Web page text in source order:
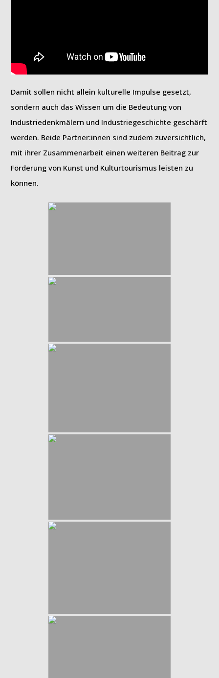
Damit sollen nicht allein kulturelle Impulse gesetzt,
sondern auch das Wissen um die Bedeutung von
Industriedenkmälern und Industriegeschichte geschärft
werden. Beide Partner:innen sind zudem zuversichtlich,
mit ihrer Zusammenarbeit einen weiteren Beitrag zur
Förderung von Kunst und Kulturtourismus leisten zu
können.